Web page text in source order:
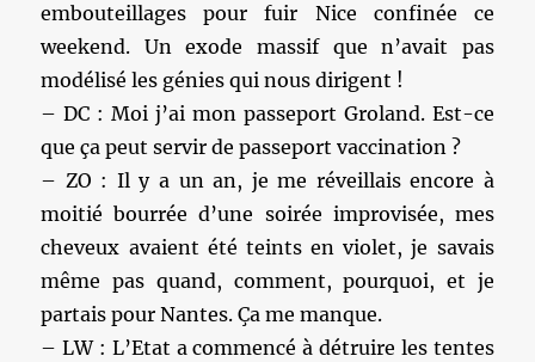
embouteillages pour fuir Nice confinée ce
weekend. Un exode massif que n’avait pas
modélisé les génies qui nous dirigent !
– DC : Moi j’ai mon passeport Groland. Est-ce
que ça peut servir de passeport vaccination ?
– ZO : Il y a un an, je me réveillais encore à
moitié bourrée d’une soirée improvisée, mes
cheveux avaient été teints en violet, je savais
même pas quand, comment, pourquoi, et je
partais pour Nantes. Ça me manque.
– LW : L’Etat a commencé à détruire les tentes